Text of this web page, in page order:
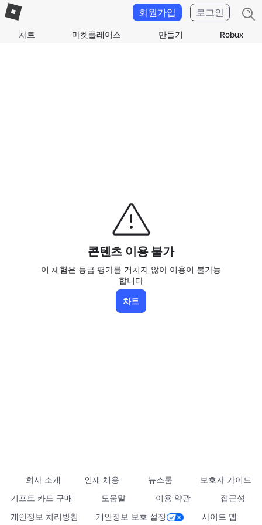
차트 마켓플레이스 만들기 Robux
회원가입 로그인
콘텐츠 이용 불가
이 체험은 등급 평가를 거치지 않아 이용이 불가능
합니다
차트
회사 소개 인재 채용 뉴스룸
보호자 가이드
기프트 카드 구매
도움말 이용 약관
접근성
개인정보 처리방침
개인정보 보호 설정 사이트 맵